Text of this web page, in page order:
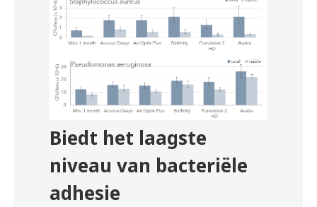
Biedt het laagste
niveau van bacteriële
adhesie